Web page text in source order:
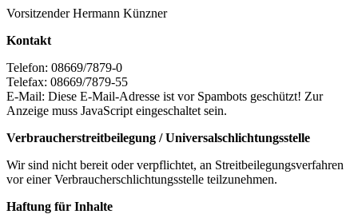
Vorsitzender Hermann Künzner
Kontakt
Telefon: 08669/7879-0
Telefax: 08669/7879-55
E-Mail: Diese E-Mail-Adresse ist vor Spambots geschützt! Zur
Anzeige muss JavaScript eingeschaltet sein.
Verbraucherstreitbeilegung / Universalschlichtungsstelle
Wir sind nicht bereit oder verpflichtet, an Streitbeilegungsverfahren
vor einer Verbraucherschlichtungsstelle teilzunehmen.
Haftung für Inhalte